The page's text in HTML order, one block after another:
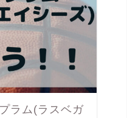
ラム(ラスベガ